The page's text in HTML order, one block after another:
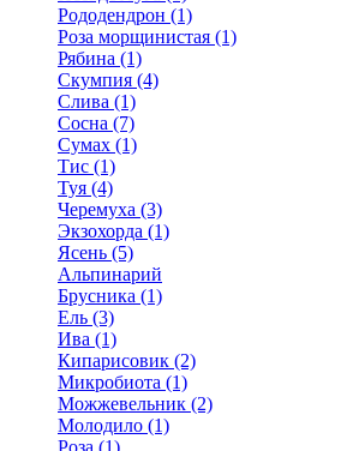
Рододендрон (1)
Роза морщинистая (1)
Рябина (1)
Скумпия (4)
Слива (1)
Сосна (7)
Сумах (1)
Тис (1)
Туя (4)
Черемуха (3)
Экзохорда (1)
Ясень (5)
Альпинарий
Брусника (1)
Ель (3)
Ива (1)
Кипарисовик (2)
Микробиота (1)
Можжевельник (2)
Молодило (1)
Роза (1)